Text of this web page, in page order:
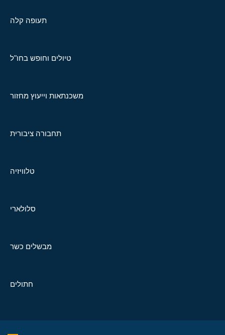
תעופה קלה
טיולים וחופש בחו"ל
משכנתאות וייעוץ מחזור
תחבורה ציבורית
טלוויזיה
סלולארי
מבשלים כשר
חתולים